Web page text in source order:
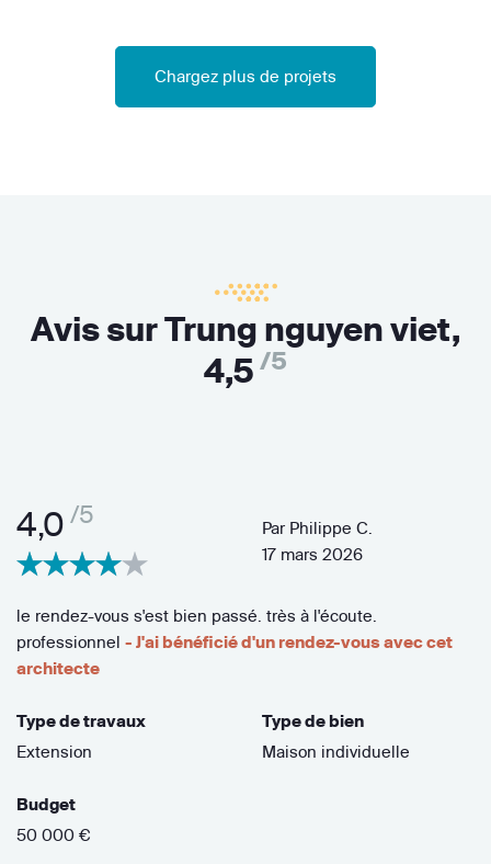
Chargez plus de projets
Avis sur Trung nguyen viet,
4,5 /5
4,0 /5 Par Philippe C.
17 mars 2026
le rendez-vous s'est bien passé. très à l'écoute.
professionnel - J'ai bénéficié d'un rendez-vous avec cet
architecte
Type de travaux
Extension
Type de bien
Maison individuelle
Budget
50 000 €